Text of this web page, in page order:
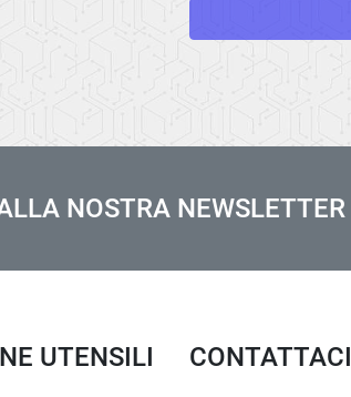
NOSTRA NEWSLETTER
UTENSILI CONTATTACI